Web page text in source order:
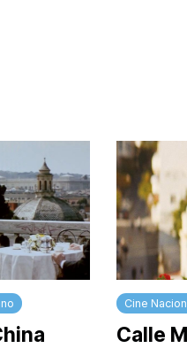
Cine
Calle